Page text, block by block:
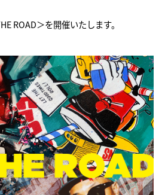
ROAD＞を開催いたします。